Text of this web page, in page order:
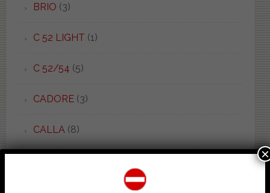
BRIO (3)
C 52 LIGHT (1)
C 52/54 (5)
CADORE(3)
CALLA (8)
×